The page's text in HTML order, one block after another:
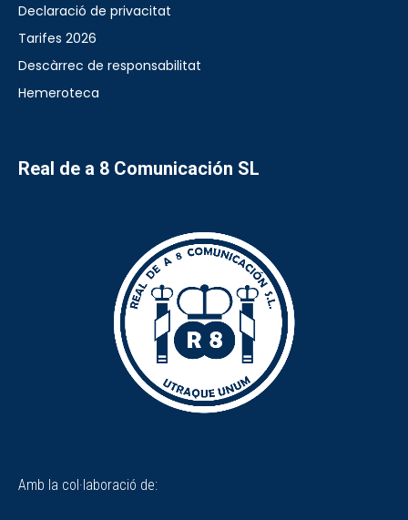
Declaració de privacitat
Tarifes 2026
Descàrrec de responsabilitat
Hemeroteca
Real de a 8 Comunicación SL
Amb la col·laboració de: